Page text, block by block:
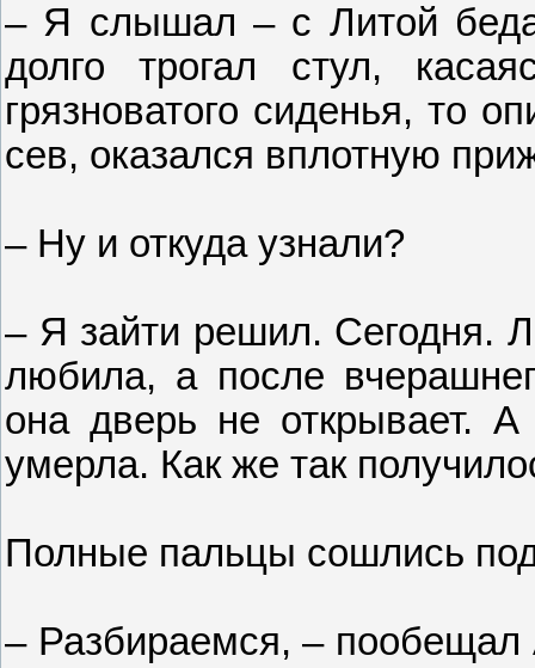
– Я слышал – с Литой
долго трогал стул,
грязноватого сиденья, то
сев, оказался вплотную
– Ну и откуда узнали?
– Я зайти решил. Сегодня.
любила, а после
она дверь не открывает.
умерла. Как же так
Полные пальцы сошлись
– Разбираемся, – пообещал